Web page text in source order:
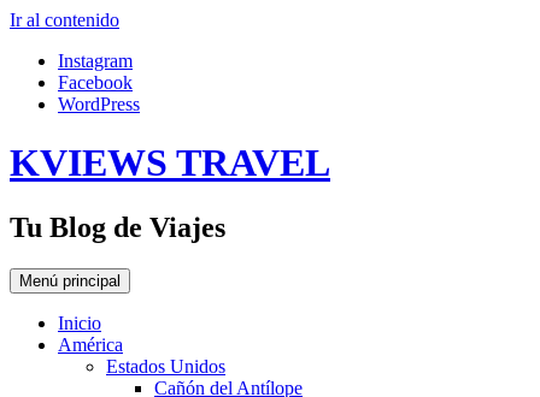
Ir al contenido
Instagram
Facebook
WordPress
KVIEWS TRAVEL
Tu Blog de Viajes
Menú principal
Inicio
América
Estados Unidos
Cañón del Antílope